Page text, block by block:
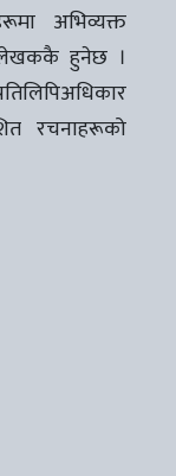
अभिव्यक्त
लेखककै हुनेछ ।
रचनाहरूको